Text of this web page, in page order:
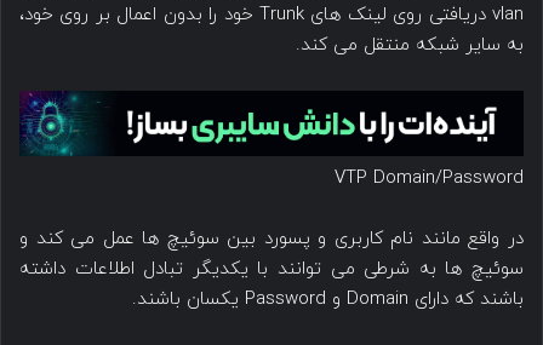
vlan دریافتی روی لینک های Trunk خود را بدون اعمال بر روی خود،
به سایر شبکه منتقل می کند.
VTP Domain/Password
در واقع مانند نام کاربری و پسورد بین سوئیچ ها عمل می کند و
سوئیچ ها به شرطی می توانند با یکدیگر تبادل اطلاعات داشته
باشند که دارای Domain و Password یکسان باشند.